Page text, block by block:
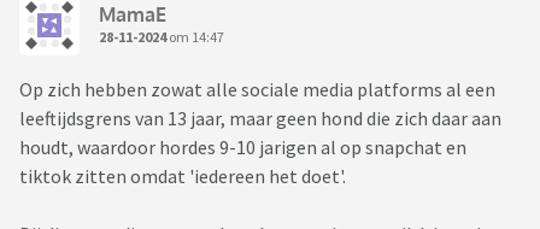
MamaE
28-11-2024om 14:47
Op zich hebben zowat alle sociale media platforms al een
leeftijdsgrens van 13 jaar, maar geen hond die zich daar aan
houdt, waardoor hordes 9-10 jarigen al op snapchat en
tiktok zitten omdat 'iedereen het doet'.